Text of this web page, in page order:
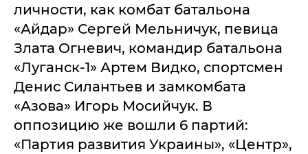
личности, как комбат батальона
«Айдар» Сергей Мельничук, певица
Злата Огневич, командир батальона
«Луганск-1» Артем Видко, спортсмен
Денис Силантьев и замкомбата
«Азова» Игорь Мосийчук. В
оппозицию же вошли 6 партий:
«Партия развития Украины», «Центр»,